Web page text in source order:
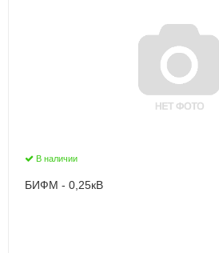
В наличии
БИФМ - 0,25кВ